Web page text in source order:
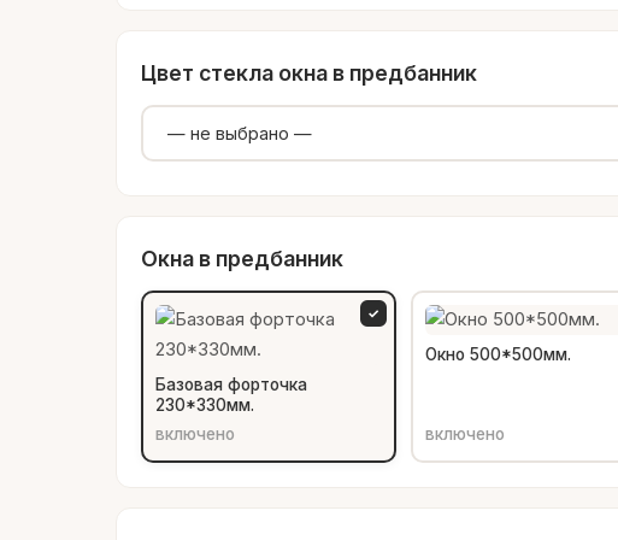
Цвет стекла окна в предбанник
Окна в предбанник
Базовая форточка
230*330мм.
включено
✓
Окно 500*500мм.
включено